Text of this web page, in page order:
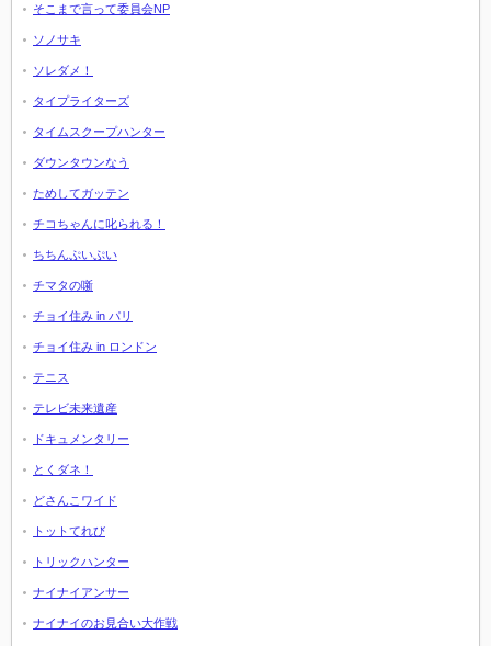
そこまで言って委員会NP
ソノサキ
ソレダメ！
タイプライターズ
タイムスクープハンター
ダウンタウンなう
ためしてガッテン
チコちゃんに叱られる！
ちちんぷいぷい
チマタの噺
チョイ住み in パリ
チョイ住み in ロンドン
テニス
テレビ未来遺産
ドキュメンタリー
とくダネ！
どさんこワイド
トットてれび
トリックハンター
ナイナイアンサー
ナイナイのお見合い大作戦